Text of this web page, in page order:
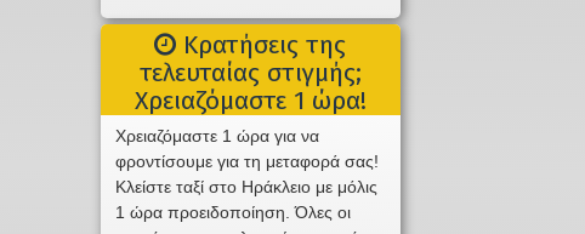
Κρατήσεις της
τελευταίας στιγμής;
Χρειαζόμαστε 1 ώρα!
Χρειαζόμαστε 1 ώρα για να
φροντίσουμε για τη μεταφορά σας!
Κλείστε ταξί στο Ηράκλειο με μόλις
1 ώρα προειδοποίηση. Όλες οι